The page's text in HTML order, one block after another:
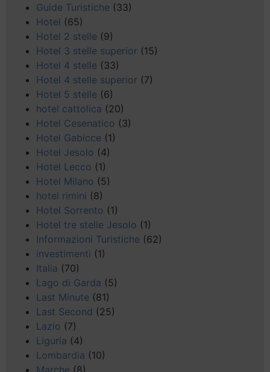
Guide Turistiche (33)
Hotel (65)
Hotel 2 stelle (9)
Hotel 3 stelle superior (15)
Hotel 4 stelle (33)
Hotel 4 stelle superior (7)
Hotel 5 stelle (6)
hotel cattolica (20)
Hotel Cesenatico (3)
Hotel Gabicce (1)
Hotel Jesolo (4)
Hotel Lecco (1)
Hotel Milano (5)
hotel rimini (8)
Hotel Sorrento (1)
Hotel tre stelle Jesolo (1)
Informazioni Turistiche (62)
investimenti (1)
Italia (70)
Lago di Garda (5)
Last Minute (81)
Last Second (25)
Lazio (7)
Liguria (4)
Lombardia (10)
Marche (8)